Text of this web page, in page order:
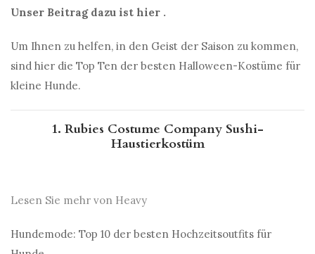
Unser Beitrag dazu ist hier .
Um Ihnen zu helfen, in den Geist der Saison zu kommen,
sind hier die Top Ten der besten Halloween-Kostüme für
kleine Hunde.
1. Rubies Costume Company Sushi-
Haustierkostüm
Lesen Sie mehr von Heavy
Hundemode: Top 10 der besten Hochzeitsoutfits für